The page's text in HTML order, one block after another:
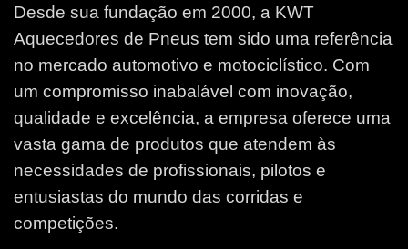
Desde sua fundação em 2000, a KWT
Aquecedores de Pneus tem sido uma referência
no mercado automotivo e motociclístico. Com
um compromisso inabalável com inovação,
qualidade e excelência, a empresa oferece uma
vasta gama de produtos que atendem às
necessidades de profissionais, pilotos e
entusiastas do mundo das corridas e
competições.